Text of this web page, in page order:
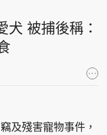
東周專欄
犬 被捕後稱：
及殘害寵物事件，